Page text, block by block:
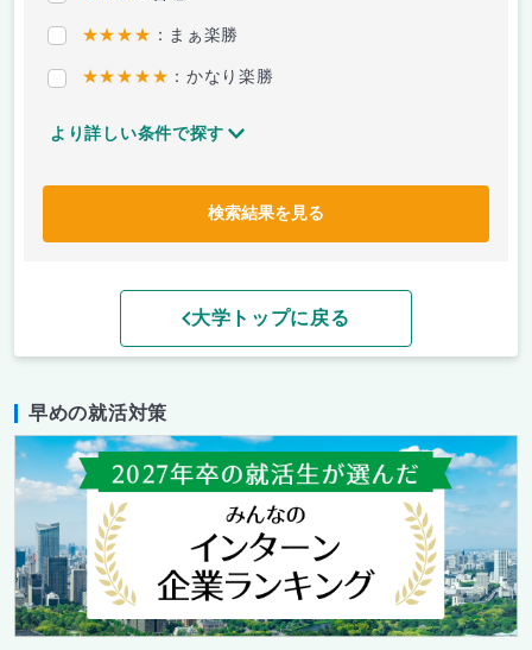
★★★★ ：まぁ楽勝
★★★★★ ：かなり楽勝
より詳しい条件で探す
検索結果を見る
大学トップに戻る
早めの就活対策